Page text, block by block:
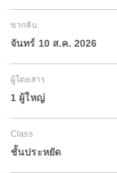
ขากลับ
จันทร์ 10 ส.ค. 2026
ผู้โดยสาร
1 ผู้ใหญ่
Class
ชั้นประหยัด